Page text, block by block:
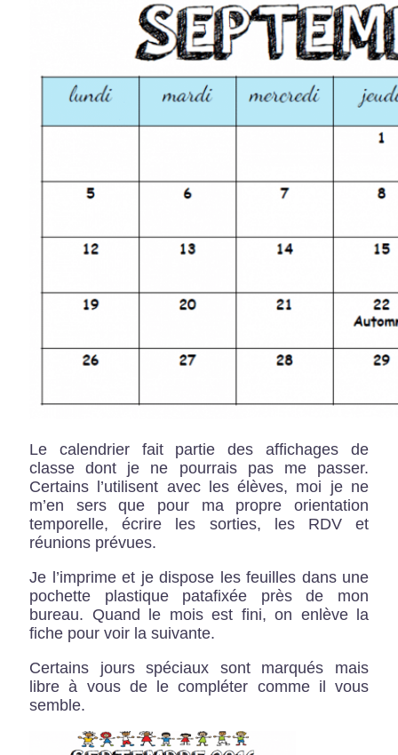
Le calendrier fait partie des affichages de
classe dont je ne pourrais pas me passer.
Certains l’utilisent avec les élèves, moi je ne
m’en sers que pour ma propre orientation
temporelle, écrire les sorties, les RDV et
réunions prévues.
Je l’imprime et je dispose les feuilles dans une
pochette plastique patafixée près de mon
bureau. Quand le mois est fini, on enlève la
fiche pour voir la suivante.
Certains jours spéciaux sont marqués mais
libre à vous de le compléter comme il vous
semble.